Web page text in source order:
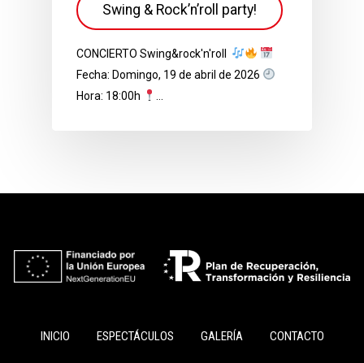
Swing & Rock’n’roll party!
CONCIERTO Swing&rock'n'roll
Fecha: Domingo, 19 de abril de 2026
Hora: 18:00h
INICIO ESPECTÁCULOS GALERÍA CONTACTO